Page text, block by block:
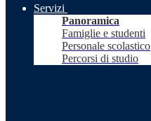
Servizi
Panoramica
Famiglie e studenti
Personale scolastico
Percorsi di studio